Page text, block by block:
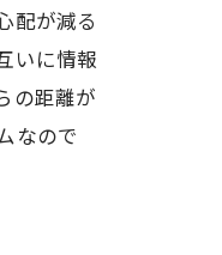
配が減る
いに情報
の距離が
なので